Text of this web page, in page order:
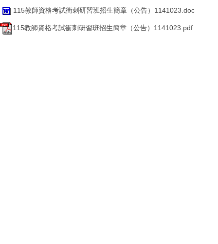
115教師資格考試衝刺研習班招生簡章（公告）1141023.doc
115教師資格考試衝刺研習班招生簡章（公告）1141023.pdf